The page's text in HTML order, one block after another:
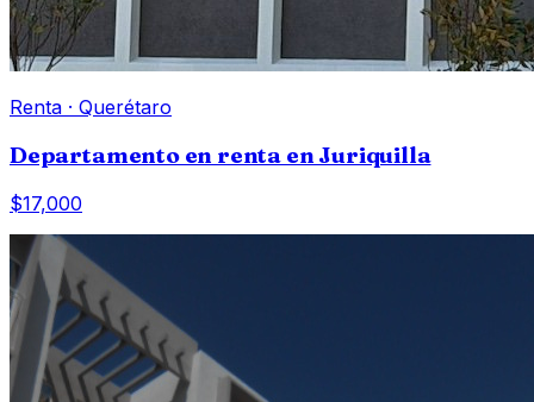
Renta · Querétaro
Departamento en renta en Juriquilla
$17,000